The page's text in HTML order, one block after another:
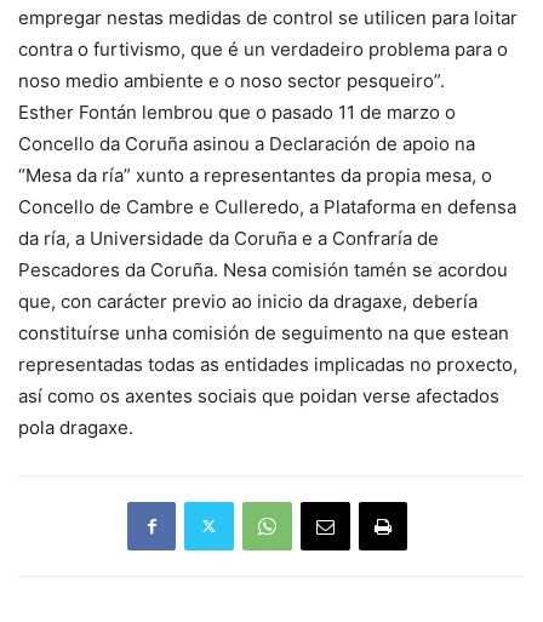
empregar nestas medidas de control se utilicen para loitar
contra o furtivismo, que é un verdadeiro problema para o
noso medio ambiente e o noso sector pesqueiro”.
Esther Fontán lembrou que o pasado 11 de marzo o
Concello da Coruña asinou a Declaración de apoio na
“Mesa da ría” xunto a representantes da propia mesa, o
Concello de Cambre e Culleredo, a Plataforma en defensa
da ría, a Universidade da Coruña e a Confraría de
Pescadores da Coruña. Nesa comisión tamén se acordou
que, con carácter previo ao inicio da dragaxe, debería
constituírse unha comisión de seguimento na que estean
representadas todas as entidades implicadas no proxecto,
así como os axentes sociais que poidan verse afectados
pola dragaxe.